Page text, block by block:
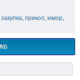
, прикол, юмор,